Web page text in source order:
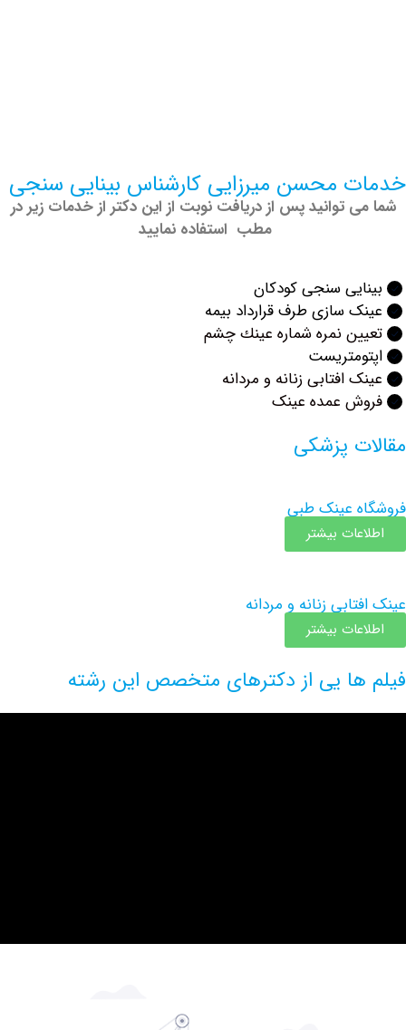
محسن میرزایی کارشناس بینایی سنجی
توانید پس از دریافت نوبت از این دکتر از خدمات زیر در
مطب استفاده نمایید
سنجی کودکان
سازی طرف قرارداد بیمه
نمره شماره عينك چشم
افتابی زنانه و مردانه
عمده عینک
پزشکی
عینک طبی
بیشتر
زنانه و مردانه
بیشتر
یی از دکترهای متخصص این رشته